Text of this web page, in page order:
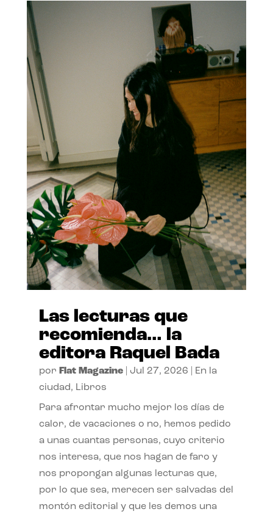
Las lecturas que
recomienda… la
editora Raquel Bada
por Flat Magazine| Jul 27, 2026
En la
ciudad, Libros
Para afrontar mucho mejor los días de
calor, de vacaciones o no, hemos pedido
a unas cuantas personas, cuyo criterio
nos interesa, que nos hagan de faro y
nos propongan algunas lecturas que,
por lo que sea, merecen ser salvadas del
montón editorial y que les demos una